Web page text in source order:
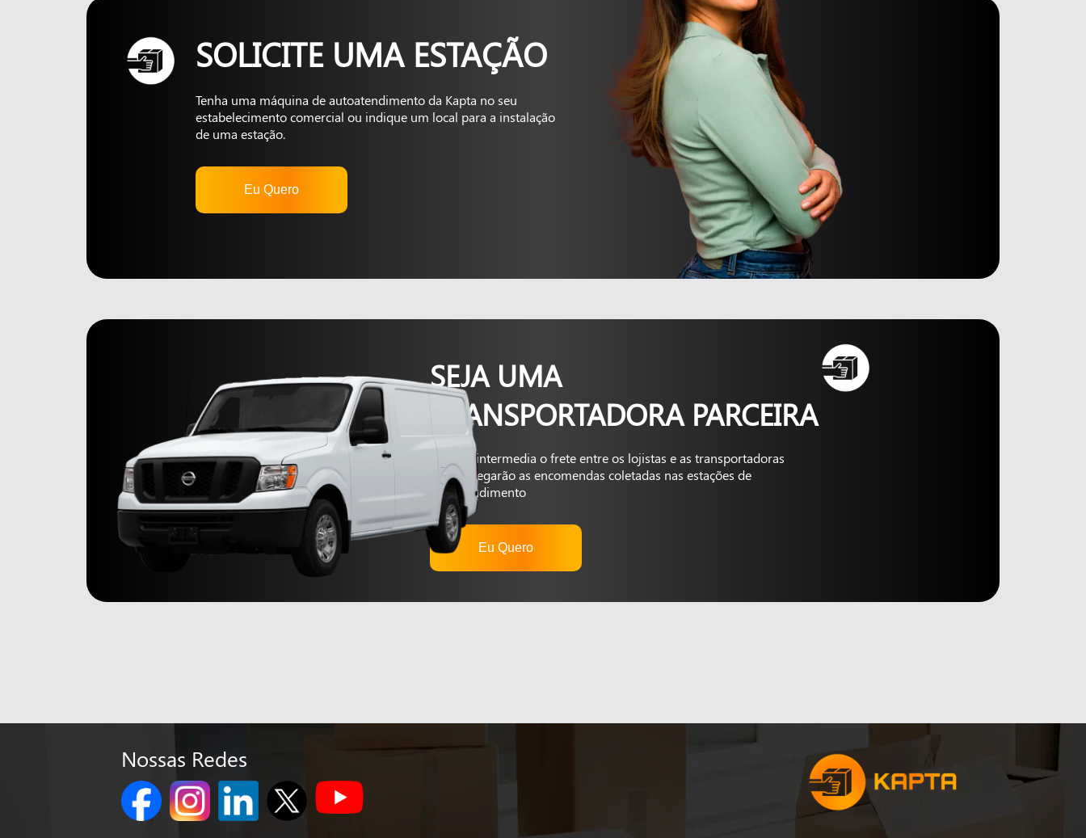
SOLICITE UMA ESTAÇÃO
Tenha uma máquina de autoatendimento da Kapta no seu
estabelecimento comercial ou indique um local para a instalação
de uma estação.
Eu Quero
SEJA UMA
TRANSPORTADORA PARCEIRA
A Kapta intermedia o frete entre os lojistas e as transportadoras
que entregarão as encomendas coletadas nas estações de
autoatendimento
Eu Quero
Nossas Redes